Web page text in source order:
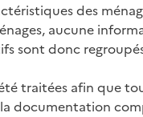
des
aucune
sont donc
traitées afin que
documentation